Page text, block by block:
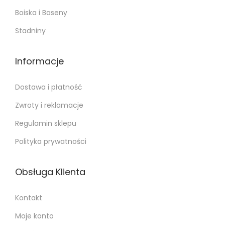
Boiska i Baseny
Stadniny
Informacje
Dostawa i płatność
Zwroty i reklamacje
Regulamin sklepu
Polityka prywatności
Obsługa Klienta
Kontakt
Moje konto